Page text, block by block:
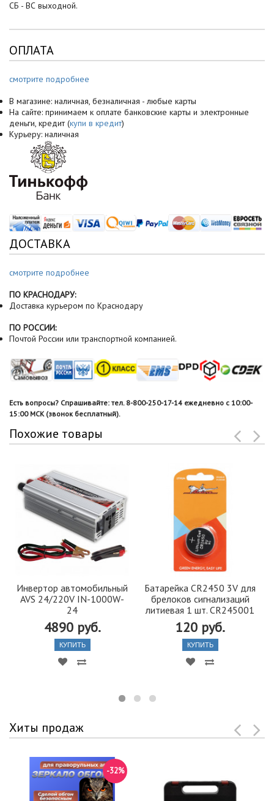
СБ - ВС выходной.
ОПЛАТА
смотрите подробнее
В магазине: наличная, безналичная - любые карты
На сайте: принимаем к оплате банковские карты и электронные
деньги, кредит (купи в кредит)
Курьеру: наличная
ДОСТАВКА
смотрите подробнее
ПО КРАСНОДАРУ:
Доставка курьером по Краснодару
ПО РОССИИ:
Почтой России или транспортной компанией.
Есть вопросы? Спрашивайте: тел. 8-800-250-17-14 ежедневно с 10:00-
15:00 МСК (звонок бесплатный).
Похожие товары
Инвертор автомобильный
AVS 24/220V IN-1000W-
24
4890 руб.
КУПИТЬ
Батарейка CR2450 3V для
брелоков сигнализаций
литиевая 1 шт. CR245001
120 руб.
КУПИТЬ
Хиты продаж
-32%